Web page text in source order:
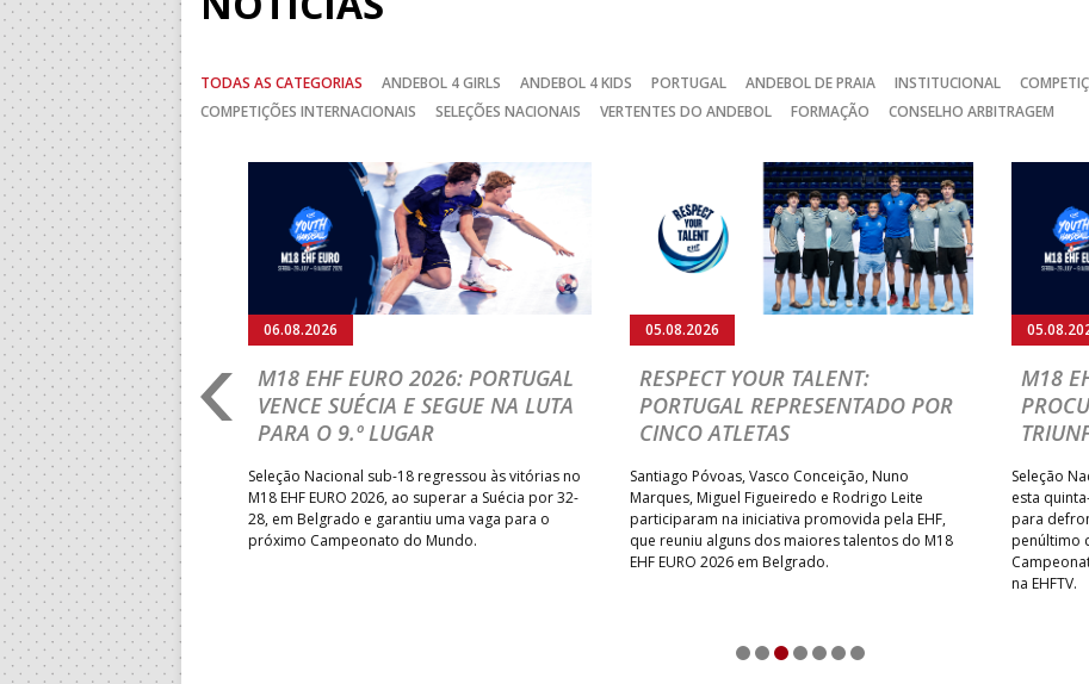
TODAS AS CATEGORIAS ANDEBOL 4 GIRLS ANDEBOL 4 KIDS PORTUGAL ANDEBOL DE PRAIA INSTITUCIONAL
COMPETIÇÕES INTERNACIONAIS
SELEÇÕES NACIONAIS VERTENTES DO ANDEBOL FORMAÇÃO CONSELHO ARBITRAGEM
CHAMPIONSHIP:
PARA A EQUIPA
o Brasil, em Ramnicu
apuramento dos lugares 17
confortável das jogadoras
06.08.2026
M18 EHF EURO 2026: PORTUGAL
VENCE SUÉCIA E SEGUE NA LUTA
PARA O 9.º LUGAR
Seleção Nacional sub-18 regressou às vitórias no
M18 EHF EURO 2026, ao superar a Suécia por 32-
28, em Belgrado e garantiu uma vaga para o
próximo Campeonato do Mundo.
05.08.2026
RESPECT YOUR TALENT:
PORTUGAL REPRESENTADO POR
CINCO ATLETAS
Santiago Póvoas, Vasco Conceição, Nuno
Marques, Miguel Figueiredo e Rodrigo Leite
participaram na iniciativa promovida pela EHF,
que reuniu alguns dos maiores talentos do M18
EHF EURO 2026 em Belgrado.
M18
Seleção
esta
para
penúltimo
na EHFTV.
1 2 3 4 5 6 7